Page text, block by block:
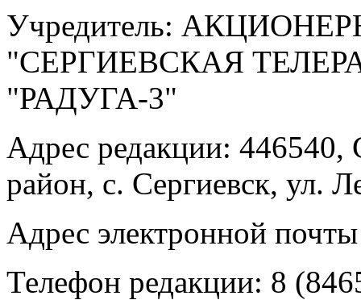
Учредитель:
"СЕРГИЕВСКАЯ
"РАДУГА-3"
Адрес редакции: 446540,
район, с. Сергиевск, ул.
Адрес электронной
Телефон редакции: 8